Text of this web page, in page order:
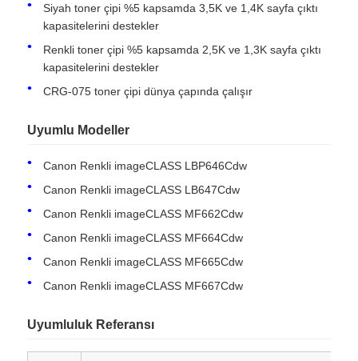
Ana sayfa
Hakkımızda
Siyah toner çipi %5 kapsamda 3,5K ve 1,4K sayfa çıktı
kapasitelerini destekler
Renkli toner çipi %5 kapsamda 2,5K ve 1,3K sayfa çıktı
kapasitelerini destekler
CRG-075 toner çipi dünya çapında çalışır
Uyumlu Modeller
Canon Renkli imageCLASS LBP646Cdw
Canon Renkli imageCLASS LB647Cdw
Canon Renkli imageCLASS MF662Cdw
Canon Renkli imageCLASS MF664Cdw
Canon Renkli imageCLASS MF665Cdw
Canon Renkli imageCLASS MF667Cdw
Uyumluluk Referansı